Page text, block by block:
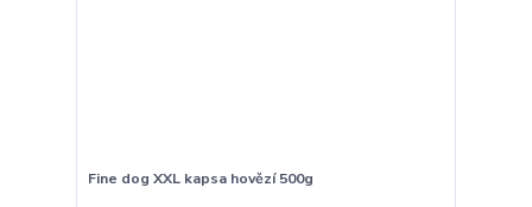
Fine dog XXL kapsa hovězí 500g